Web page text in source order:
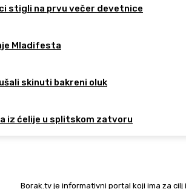
stigli na prvu večer devetnice
Mladifesta
skinuti bakreni oluk
iz ćelije u splitskom zatvoru
Borak.tv je informativni portal koji ima za